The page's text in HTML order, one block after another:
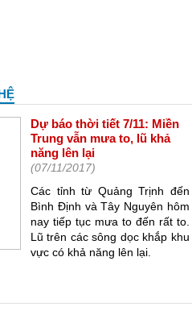
Dự báo thời tiết 7/11: Miền
Trung vẫn mưa to, lũ khả
năng lên lại
(07/11/2017)
Các tỉnh từ Quảng Trịnh đến
Bình Định và Tây Nguyên hôm
nay tiếp tục mưa to đến rất to.
Lũ trên các sông dọc khắp khu
vực có khả năng lên lại.